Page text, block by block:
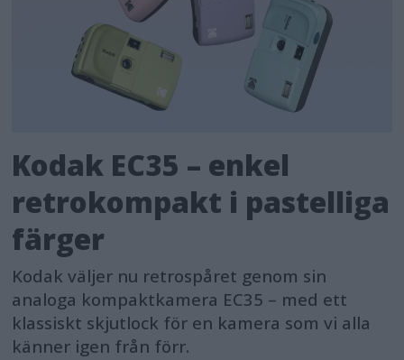
Kodak EC35 – enkel
retrokompakt i pastelliga
färger
Kodak väljer nu retrospåret genom sin
analoga kompaktkamera EC35 – med ett
klassiskt skjutlock för en kamera som vi alla
känner igen från förr.